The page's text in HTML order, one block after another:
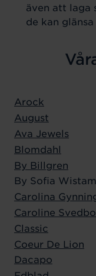
även att laga
de kan
Arock
August
Ava Jewels
Blomdahl
By Billgren
By Sofia Wistam
Carolina
Caroline
Classic
Coeur De Lion
Dacapo